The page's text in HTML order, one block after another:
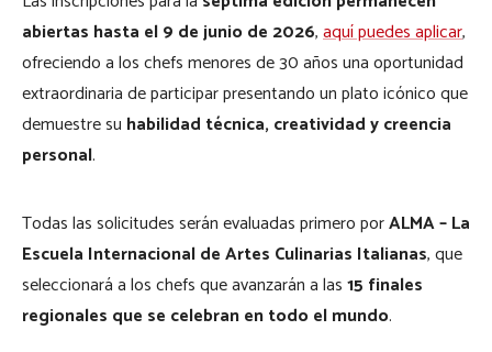
abiertas hasta el 9 de junio de 2026,aquí puedes aplicar,
ofreciendo a los chefs menores de 30 años una oportunidad
extraordinaria de participar presentando un plato icónico que
demuestre su habilidad técnica, creatividad y creencia
personal.
Todas las solicitudes serán evaluadas primero porALMA – La
Escuela Internacional de Artes Culinarias Italianas, que
seleccionará a los chefs que avanzarán a las15 finales
regionales que se celebran en todo el mundo.